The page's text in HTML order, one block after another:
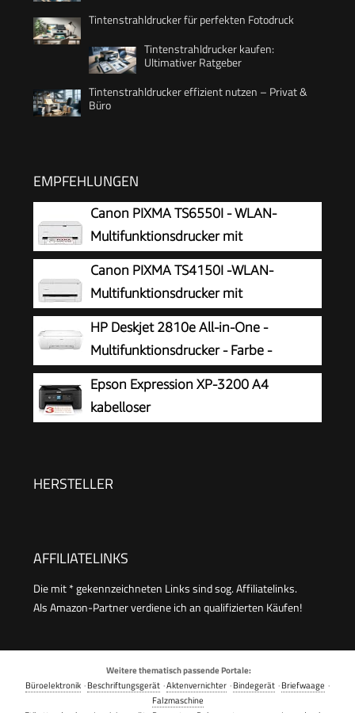
Tintenstrahldrucker für perfekten Fotodruck
Tintenstrahldrucker kaufen:
Ultimativer Ratgeber
Tintenstrahldrucker effizient nutzen – Privat &
Büro
EMPFEHLUNGEN
Canon PIXMA TS6550I - WLAN-
Multifunktionsdrucker mit
Papierkassette und Frontbedienung |
Kabelloses Drucken vom Smartphone leicht
gemacht PIXMA Print Plan kompatibel
Canon PIXMA TS4150I -WLAN-
Multifunktionsdrucker mit
Papierkassette und Frontbedienung &
Duplexdruck | Kabelloses Drucken vom
Smartphone leicht gemacht PIXMA Print Plan
kompatibel
HP Deskjet 2810e All-in-One -
Multifunktionsdrucker - Farbe -
Tintenstrahl - 216 x 297 mm (Original)
- A4/Legal (Medien) - bis zu 7.5 Seiten/Min.
(Drucken) - 60 Blatt - USB 2.0, Bluetooth, Wi-
Epson Expression XP-3200 A4
kabelloser
HERSTELLER
AFFILIATELINKS
Die mit * gekennzeichneten Links sind sog. Affiliatelinks.
Als Amazon-Partner verdiene ich an qualifizierten Käufen!
Weitere thematisch passende Portale:
Büroelektronik ·Beschriftungsgerät ·Aktenvernichter ·Bindegerät ·Briefwaage ·
Falzmaschine